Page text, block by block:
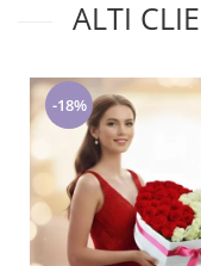
ALTI
-18%